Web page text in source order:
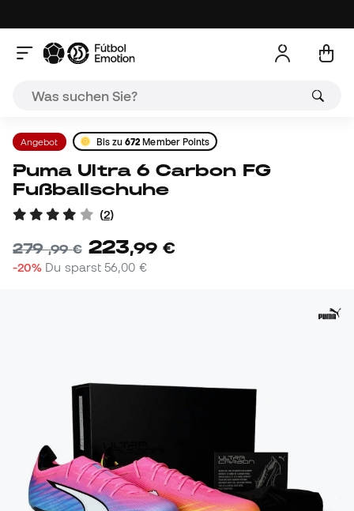
Angebot Bis zu672 Member Points
Puma Ultra 6 Carbon FG
Fußballschuhe
(2)
279,99 € 223,99 €
-20% Du sparst56,00 €